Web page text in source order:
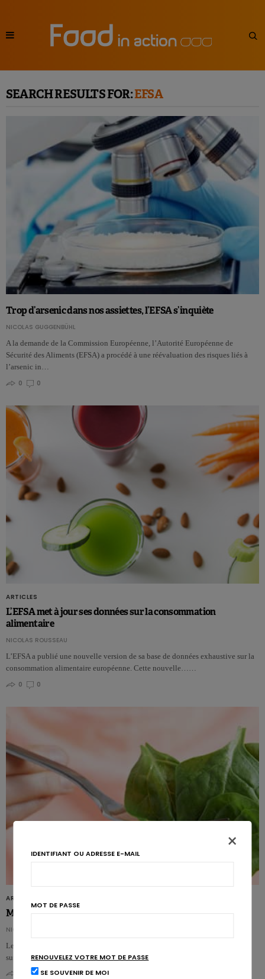
SEARCH RESULTS FOR:EFSA
Trop d’arsenic dans nos assiettes, l’EFSA s’inquiète
NICOLAS GUGGENBÜHL
A la demande de la Commission Européenne, l’Autorité Européenne de
Sécurité des Aliments (EFSA) a procédé à une réévaluation des risques liés à
l’arsenic in…
0
0
ARTICLES
L’EFSA met à jour ses données sur la consommation
alimentaire
NICOLAS ROUSSEAU
L’EFSA a publié une nouvelle version de sa base de données exhaustive sur la
consommation alimentaire européenne. Cette nouvelle……
0
0
ARTICLES
Mangeons-nous trop de nitrates? Non, rassure l’EFSA…
NICOLAS ROUSSEAU
Les niveaux autorisés de nitrates et nitrites dans la chaîne alimentaire sont
suffisants pour protéger le…
0
×
IDENTIFIANT OU ADRESSE E-MAIL
MOT DE PASSE
RENOUVELEZ VOTRE MOT DE PASSE
SE SOUVENIR DE MOI